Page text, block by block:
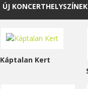
ÚJ KONCERTHELYSZÍNEK
Káptalan Kert